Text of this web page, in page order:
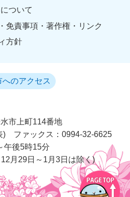
ついて
免責事項・著作権・リンク
方針
へのアクセス
市上町114番地
)
ファックス：0994-32-6625
午後5時15分
月29日～1月3日は除く)